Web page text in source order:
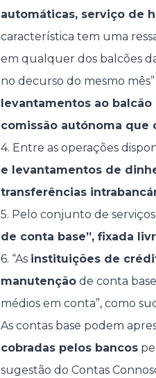
automáticas, serviço de
característica tem uma
em qualquer dos balcões
no decurso do mesmo mês”
levantamentos ao
comissão autónoma que
4. Entre as operações
e levantamentos de
transferências
5. Pelo conjunto de
de conta base”, fixada
6. “As instituições de
manutenção de conta
médios em conta”, como
As contas base podem
cobradas pelos bancos
sugestão do Contas